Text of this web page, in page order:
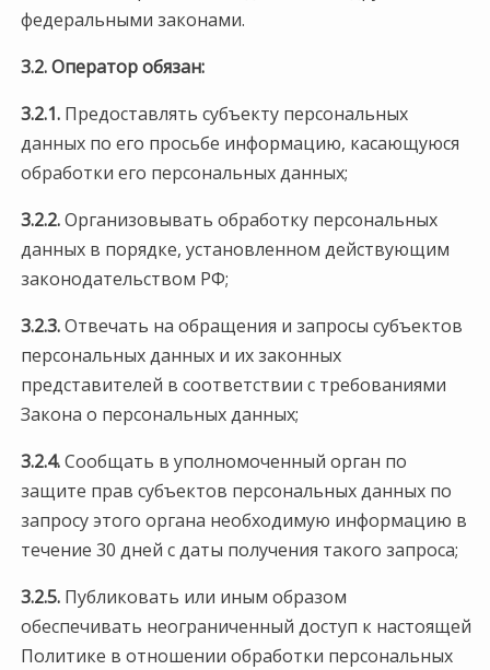
федеральными законами.
3.2. Оператор обязан:
3.2.1. Предоставлять субъекту персональных
данных по его просьбе информацию, касающуюся
обработки его персональных данных;
3.2.2.Организовывать обработку персональных
данных в порядке, установленном действующим
законодательством РФ;
3.2.3.Отвечать на обращения и запросы субъектов
персональных данных и их законных
представителей в соответствии с требованиями
Закона о персональных данных;
3.2.4.Сообщать в уполномоченный орган по
защите прав субъектов персональных данных по
запросу этого органа необходимую информацию в
течение 30 дней с даты получения такого запроса;
3.2.5. Публиковать или иным образом
обеспечивать неограниченный доступ к настоящей
Политике в отношении обработки персональных